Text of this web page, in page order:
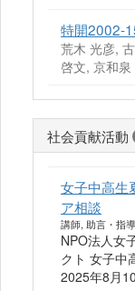
特開2002-
荒木 光彦,
啓文, 京和泉
社会貢献活動
女子中高生
ア相談
講師, 助言・指
NPO法人女
クト 女子中
2025年8月